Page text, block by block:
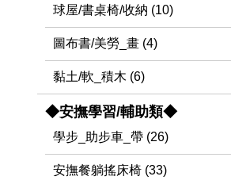
球屋/書桌椅/收納 (10)
圖布書/美勞_畫 (4)
黏土/軟_積木 (6)
◆安撫學習/輔助類◆
學步_助步車_帶 (26)
安撫餐躺搖床椅 (33)